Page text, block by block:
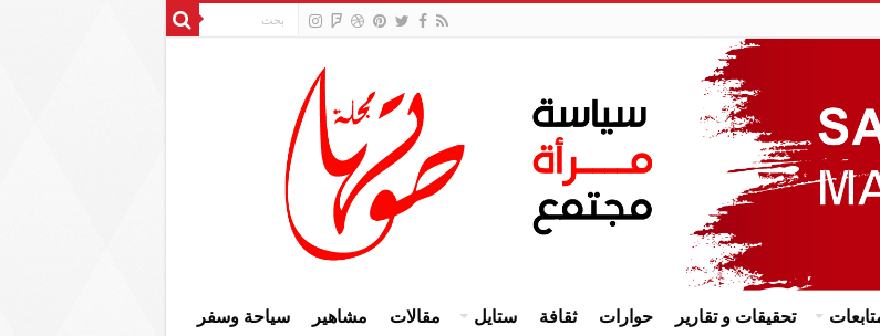
تحقيقات و تقارير حوارات ثقافة ستايل مقالات مشاهير سياحة وسفر